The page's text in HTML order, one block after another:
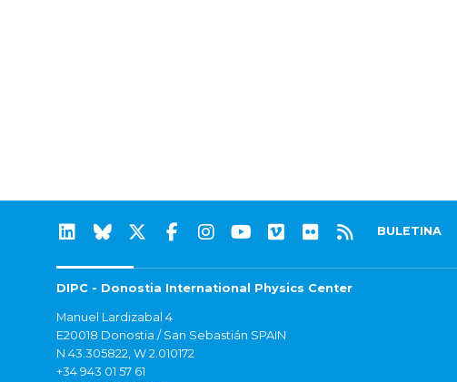
BULETINA
DIPC - Donostia International Physics Center
Manuel Lardizabal 4
E20018 Donostia / San Sebastián SPAIN
N 43.305822, W 2.010172
+34 943 01 57 61